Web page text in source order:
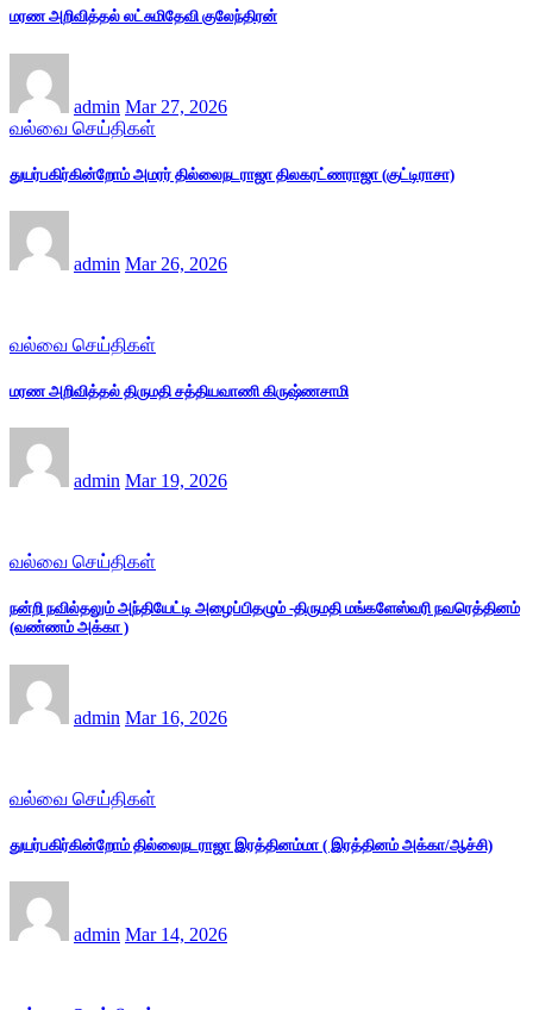
மரண அறிவித்தல் லட்சுமிதேவி குலேந்திரன்
admin Mar 27, 2026
வல்வை செய்திகள்
துயர்பகிர்கின்றோம் அமரர் தில்லைநடராஜா திலகரட்ணராஜா (குட்டிராசா)
admin Mar 26, 2026
வல்வை செய்திகள்
மரண அறிவித்தல் திருமதி சத்தியவாணி கிருஷ்ணசாமி
admin Mar 19, 2026
வல்வை செய்திகள்
நன்றி நவில்தலும் அந்தியேட்டி அழைப்பிதழும் -திருமதி மங்களேஸ்வரி நவரெத்தினம்
(வண்ணம் அக்கா )
admin Mar 16, 2026
வல்வை செய்திகள்
துயர்பகிர்கின்றோம் தில்லைநடராஜா இரத்தினம்மா ( இரத்தினம் அக்கா/ஆச்சி)
admin Mar 14, 2026